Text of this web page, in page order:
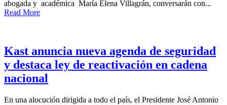
abogada y académica María Elena Villagrán, conversarán con...
Read More
Kast anuncia nueva agenda de seguridad
y destaca ley de reactivación en cadena
nacional
En una alocución dirigida a todo el país, el Presidente José Antonio